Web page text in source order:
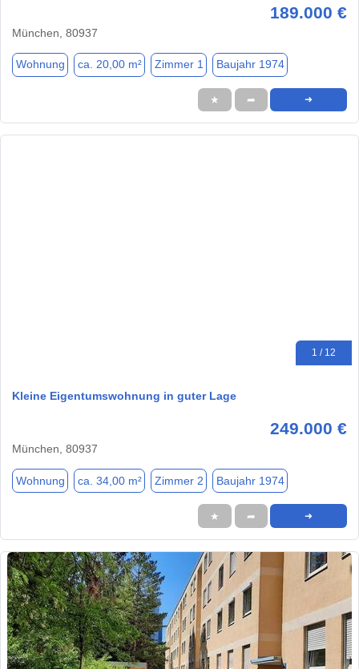
189.000 €
München, 80937
Wohnung ca. 20,00 m² Zimmer 1 Baujahr 1974
★ ➦ ➜
1 / 12
Kleine Eigentumswohnung in guter Lage
249.000 €
München, 80937
Wohnung ca. 34,00 m² Zimmer 2 Baujahr 1974
★ ➦ ➜